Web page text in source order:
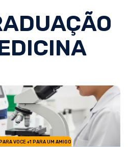
VOCE +1 PARA UM AMIGO